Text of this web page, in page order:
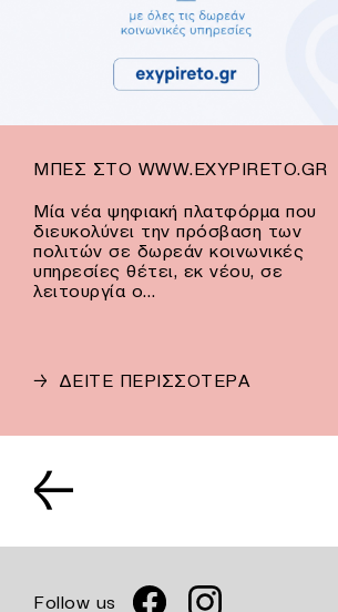
ΜΠΕΣ ΣΤΟ WWW.EXYPIRETO.GR
Μία νέα ψηφιακή πλατφόρμα που
διευκολύνει την πρόσβαση των
πολιτών σε δωρεάν κοινωνικές
υπηρεσίες θέτει, εκ νέου, σε
λειτουργία ο…
→ ΔΕΙΤΕ ΠΕΡΙΣΣΟΤΕΡΑ
←
Follow us